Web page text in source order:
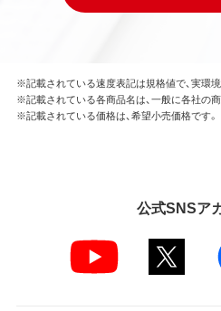
※記載されている速度表記は規格値で、実環
※記載されている各商品名は、一般に各社の
※記載されている価格は、希望小売価格です。
公式SNSア